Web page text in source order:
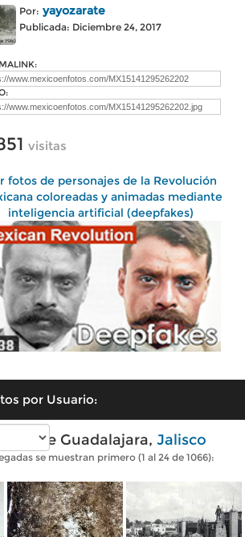
Por: yayozarate
Publicada: Diciembre 24, 2017
visitas
fotos de personajes de la Revolución
coloreadas y animadas mediante
inteligencia artificial (deepfakes)
por Usuario:
de Guadalajara, Jalisco
se muestran primero (1 al 24 de 1066):